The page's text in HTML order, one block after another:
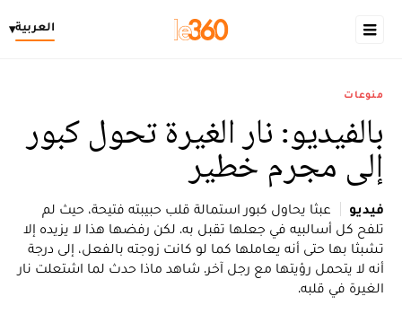
العربية▾
منوعات
بالفيديو: نار الغيرة تحول كبور
إلى مجرم خطير
فيديو
عبثا يحاول كبور استمالة قلب حبيبته فتيحة، حيث لم
تلفح كل أسالبيه في جعلها تقبل به. لكن رفضها هذا لا يزيده إلا
تشبثا بها حتى أنه يعاملها كما لو كانت زوجته بالفعل، إلى درجة
أنه لا يتحمل رؤيتها مع رجل آخر. شاهد ماذا حدث لما اشتعلت نار
الغيرة في قلبه.